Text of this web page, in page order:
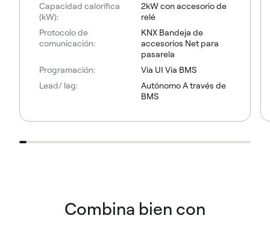
Capacidad calorífica
(kW):
2kW con accesorio de
relé
Protocolo de
comunicación:
KNX Bandeja de
accesorios Net para
pasarela
Programación:
Via UI Via BMS
Lead/ lag:
Autónomo A través de
BMS
Combina bien con